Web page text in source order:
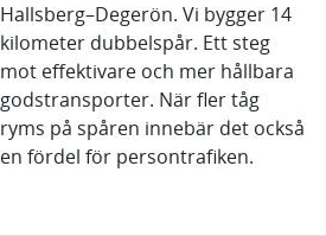
Hallsberg–Degerön. Vi bygger 14
kilometer dubbelspår. Ett steg
mot effektivare och mer hållbara
godstransporter. När fler tåg
ryms på spåren innebär det också
en fördel för persontrafiken.